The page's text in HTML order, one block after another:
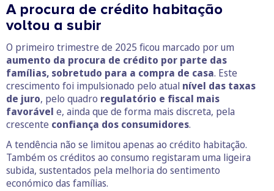
A procura de crédito habitação
voltou a subir
O primeiro trimestre de 2025 ficou marcado por um
aumento da procura de crédito por parte das
famílias, sobretudo para a compra de casa. Este
crescimento foi impulsionado pelo atual nível das taxas
de juro, pelo quadro regulatório e fiscal mais
favorável e, ainda que de forma mais discreta, pela
crescente confiança dos consumidores.
A tendência não se limitou apenas ao crédito habitação.
Também os créditos ao consumo registaram uma ligeira
subida, sustentados pela melhoria do sentimento
económico das famílias.